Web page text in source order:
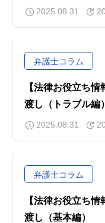
2025.08.31
弁護士コラム
【法律お役立ち
渡し（トラブル編）
2025.08.31
弁護士コラム
【法律お役立ち
渡し（基本編）